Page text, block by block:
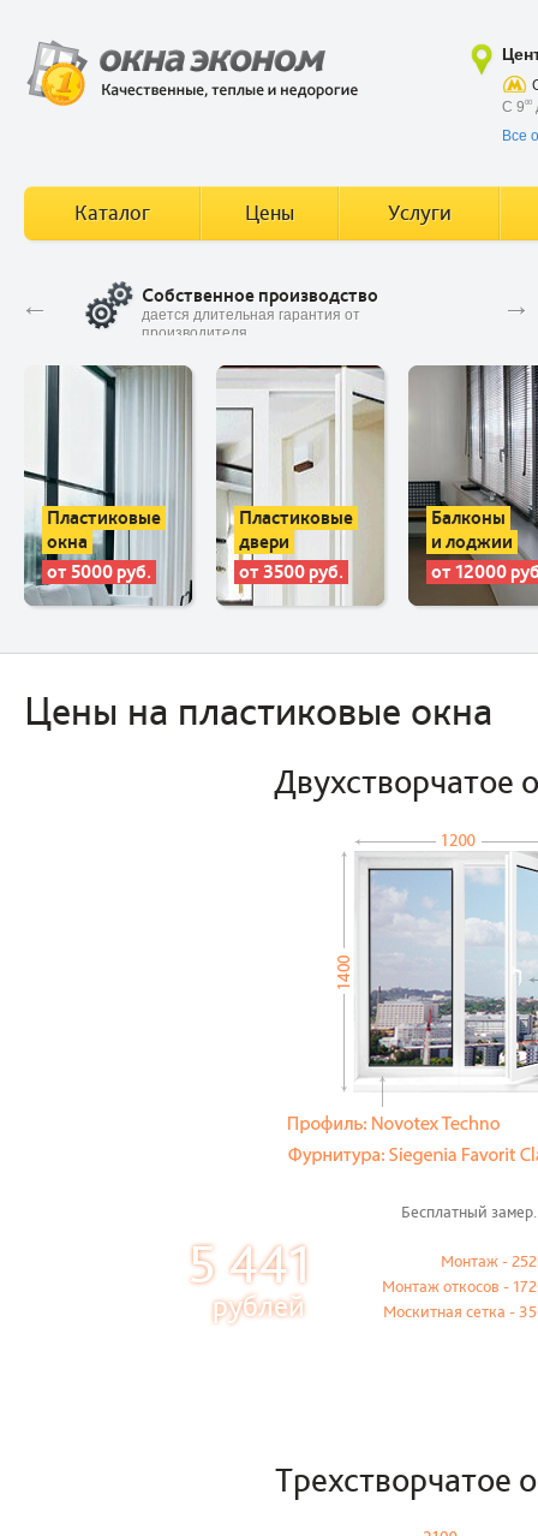
Цены на пластиковые окна
Двухстворчатое
Бесплатный
5 441
рублей
Монтаж -
Монтаж откосов -
Москитная сетка -
Трехстворчатое
С 900
Все
Каталог Цены Услуги
Собственное производство
дается длительная гарантия от
производителя
← →
Пластиковые
окна
от 5000 руб.
Пластиковые
двери
от 3500 руб.
Балконы
и лоджии
от 12000